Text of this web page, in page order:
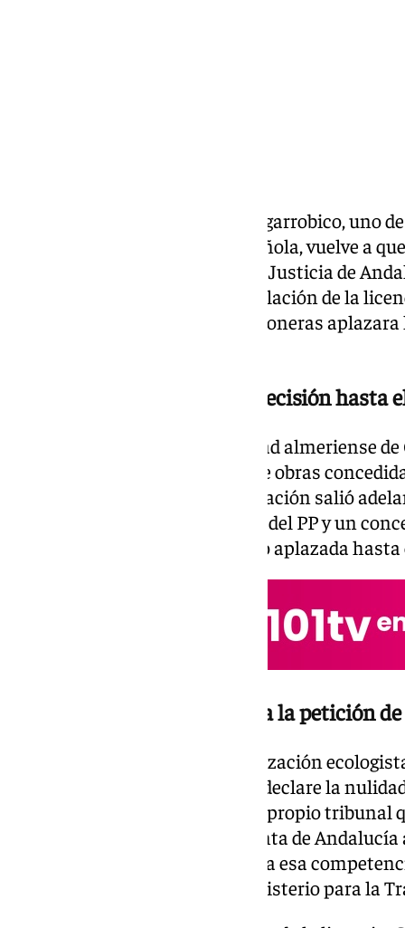
La demolición del hotel de El Algarrobico, uno
controvertidos de la costa española, vuelve a
judicial. El Tribunal Superior de Justicia de
como la vía para resolver la anulación de la
de que el Ayuntamiento de Carboneras
El ayuntamiento aplaza la decisión hasta
El pleno celebrado en la localidad almeriense
sobre la nulidad de la licencia de obras
propuesta para posponer la votación salió
concejales del PSOE, una exedil del PP y un
consecuencia, la decisión quedó aplazada
El PP y el Gobierno se unen a la petición
Tras este movimiento, la organización
que intervenga directamente y declare la
que ya existe una sentencia del propio tribunal
dirección. Horas después, la Junta de
alto tribunal andaluz que asuma esa
a esta petición, a través del Ministerio para la